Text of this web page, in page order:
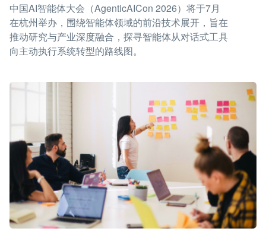
中国AI智能体大会（AgenticAICon 2026）将于7月
在杭州举办，围绕智能体领域的前沿技术展开，旨在
推动研究与产业深度融合，探寻智能体从对话式工具
向主动执行系统转型的路线图。